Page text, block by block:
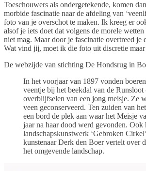
Toeschouwers als ondergetekende, komen
morbide fascinatie naar de afdeling van
foto van je overschot te maken. Ik kreeg er
alsof je iets doet dat volgens de morele
niet mag. Maar door je fascinatie overtreed
Wat vind jij, moet ik die foto uit discretie
De webzijde van stichting De Hondsrug in
In het voorjaar van 1897 vonden
veentje bij het beekdal van de Runsloot
overblijfselen van een jong meisje. Ze
veen geconserveerd. Ten zuiden van
een bord de plek aan waar het Meisje
jaar na haar dood werd gevonden. Ook
landschapskunstwerk ‘Gebroken
kunstenaar Derk den Boer vertelt over
het omgevende landschap.